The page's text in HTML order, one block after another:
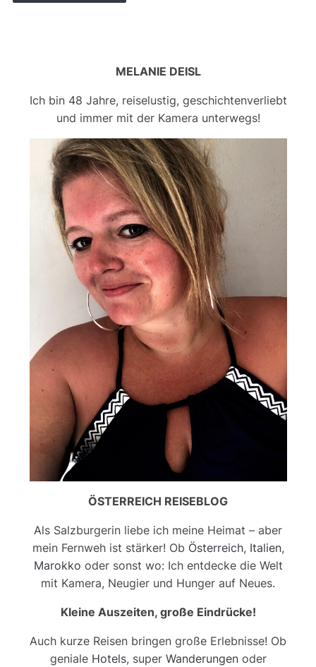
MELANIE DEISL
Ich bin 48 Jahre, reiselustig, geschichtenverliebt
und immer mit der Kamera unterwegs!
ÖSTERREICH REISEBLOG
Als Salzburgerin liebe ich meine Heimat – aber
mein Fernweh ist stärker! Ob Österreich, Italien,
Marokko oder sonst wo: Ich entdecke die Welt
mit Kamera, Neugier und Hunger auf Neues.
Kleine Auszeiten, große Eindrücke!
Auch kurze Reisen bringen große Erlebnisse! Ob
geniale Hotels, super Wanderungenoder